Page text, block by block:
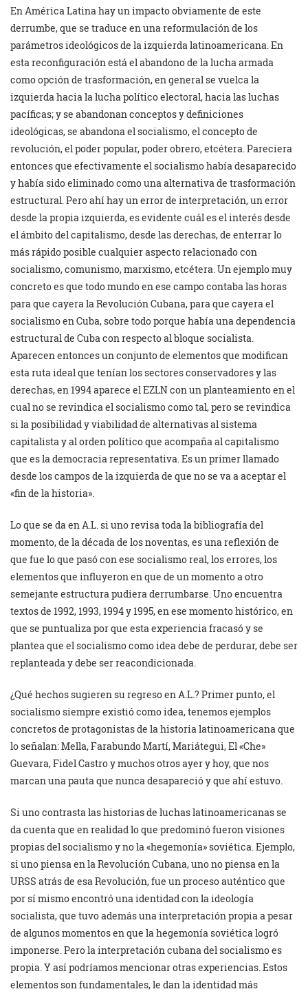
En América Latina hay un impacto obviamente de este
derrumbe, que se traduce en una reformulación de los
parámetros ideológicos de la izquierda latinoamericana. En
esta reconfiguración está el abandono de la lucha armada
como opción de trasformación, en general se vuelca la
izquierda hacia la lucha político electoral, hacia las luchas
pacíficas; y se abandonan conceptos y definiciones
ideológicas, se abandona el socialismo, el concepto de
revolución, el poder popular, poder obrero, etcétera. Pareciera
entonces que efectivamente el socialismo había desaparecido
y había sido eliminado como una alternativa de trasformación
estructural. Pero ahí hay un error de interpretación, un error
desde la propia izquierda, es evidente cuál es el interés desde
el ámbito del capitalismo, desde las derechas, de enterrar lo
más rápido posible cualquier aspecto relacionado con
socialismo, comunismo, marxismo, etcétera. Un ejemplo muy
concreto es que todo mundo en ese campo contaba las horas
para que cayera la Revolución Cubana, para que cayera el
socialismo en Cuba, sobre todo porque había una dependencia
estructural de Cuba con respecto al bloque socialista.
Aparecen entonces un conjunto de elementos que modifican
esta ruta ideal que tenían los sectores conservadores y las
derechas, en 1994 aparece el EZLN con un planteamiento en el
cual no se revindica el socialismo como tal, pero se revindica
si la posibilidad y viabilidad de alternativas al sistema
capitalista y al orden político que acompaña al capitalismo
que es la democracia representativa. Es un primer llamado
desde los campos de la izquierda de que no se va a aceptar el
«fin de la historia».
Lo que se da en A.L. si uno revisa toda la bibliografía del
momento, de la década de los noventas, es una reflexión de
que fue lo que pasó con ese socialismo real, los errores, los
elementos que influyeron en que de un momento a otro
semejante estructura pudiera derrumbarse. Uno encuentra
textos de 1992, 1993, 1994 y 1995, en ese momento histórico, en
que se puntualiza por que esta experiencia fracasó y se
plantea que el socialismo como idea debe de perdurar, debe ser
replanteada y debe ser reacondicionada.
¿Qué hechos sugieren su regreso en A.L.? Primer punto, el
socialismo siempre existió como idea, tenemos ejemplos
concretos de protagonistas de la historia latinoamericana que
lo señalan: Mella, Farabundo Martí, Mariátegui, El «Che»
Guevara, Fidel Castro y muchos otros ayer y hoy, que nos
marcan una pauta que nunca desapareció y que ahí estuvo.
Si uno contrasta las historias de luchas latinoamericanas se
da cuenta que en realidad lo que predominó fueron visiones
propias del socialismo y no la «hegemonía» soviética. Ejemplo,
si uno piensa en la Revolución Cubana, uno no piensa en la
URSS atrás de esa Revolución, fue un proceso auténtico que
por sí mismo encontró una identidad con la ideología
socialista, que tuvo además una interpretación propia a pesar
de algunos momentos en que la hegemonía soviética logró
imponerse. Pero la interpretación cubana del socialismo es
propia. Y así podríamos mencionar otras experiencias. Estos
elementos son fundamentales, le dan la identidad más